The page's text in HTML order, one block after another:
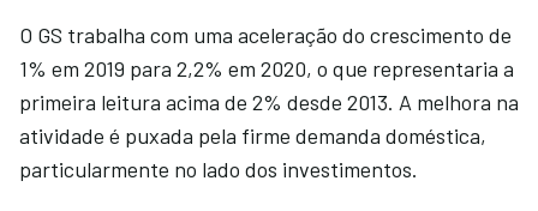
O GS trabalha com uma aceleração do crescimento de
1% em 2019 para 2,2% em 2020, o que representaria a
primeira leitura acima de 2% desde 2013. A melhora na
atividade é puxada pela firme demanda doméstica,
particularmente no lado dos investimentos.